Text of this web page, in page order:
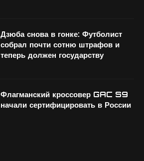
Дзюба снова в гонке: Футболист
собрал почти сотню штрафов и
теперь должен государству
Флагманский кроссовер GAC S9
начали сертифицировать в России